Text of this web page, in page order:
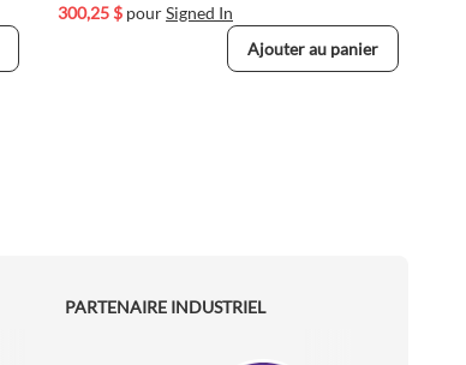
300,25 $ pourSigned In
Ajouter au panier
PARTENAIRE INDUSTRIEL